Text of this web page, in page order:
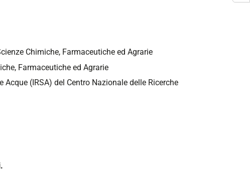
Chimiche, Farmaceutiche ed Agrarie
Farmaceutiche ed Agrarie
Acque (IRSA) del Centro Nazionale delle Ricerche